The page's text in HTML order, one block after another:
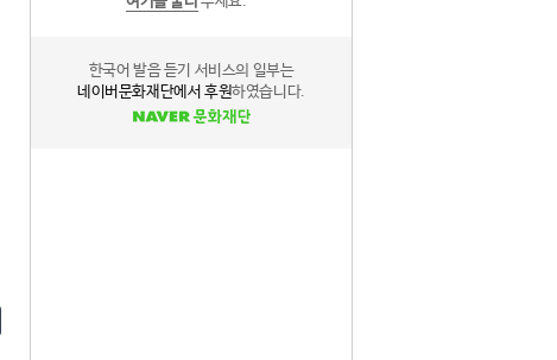
한국어 발음 듣기 서비스의 일부는
네이버문화재단에서 후원하였습니다.